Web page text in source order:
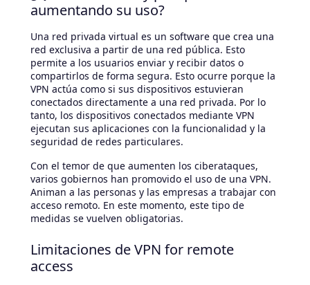
aumentando su uso?
Una red privada virtual es un software que crea una
red exclusiva a partir de una red pública. Esto
permite a los usuarios enviar y recibir datos o
compartirlos de forma segura. Esto ocurre porque la
VPN actúa como si sus dispositivos estuvieran
conectados directamente a una red privada. Por lo
tanto, los dispositivos conectados mediante VPN
ejecutan sus aplicaciones con la funcionalidad y la
seguridad de redes particulares.
Con el temor de que aumenten los ciberataques,
varios gobiernos han promovido el uso de una VPN.
Animan a las personas y las empresas a trabajar con
acceso remoto. En este momento, este tipo de
medidas se vuelven obligatorias.
Limitaciones de VPN for remote
access